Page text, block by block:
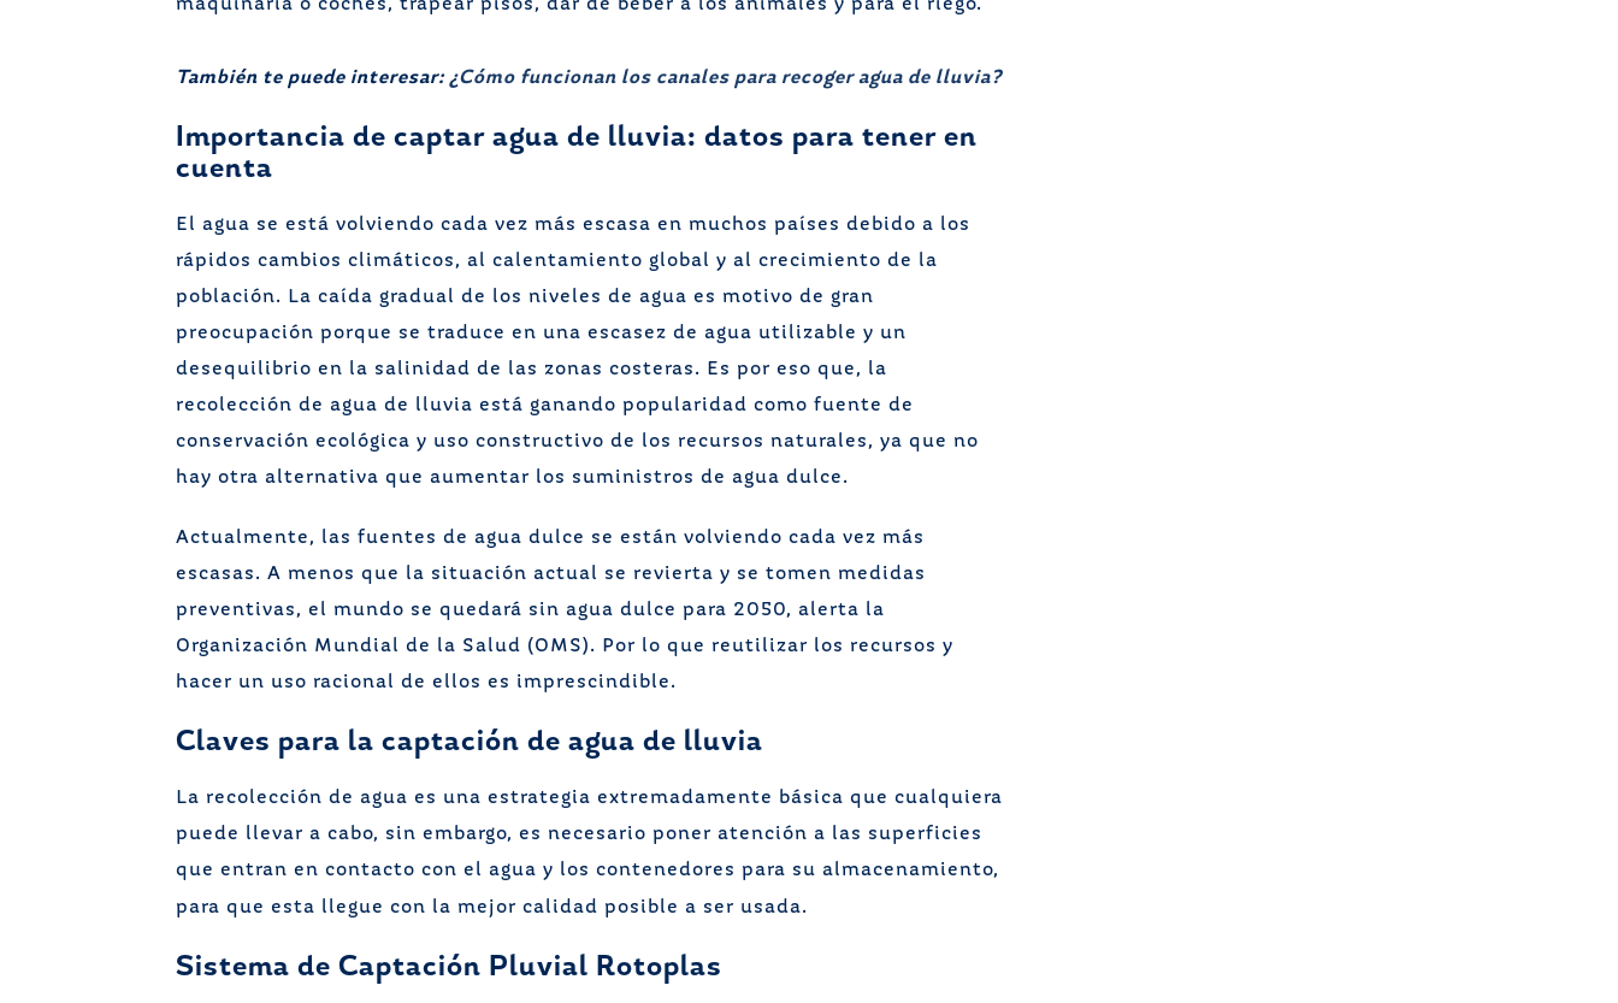
maquinaria o coches, trapear pisos, dar de beber a los animales y para el riego.
También te puede interesar:¿Cómo funcionan los canales para recoger agua de lluvia?
Importancia de captar agua de lluvia: datos para tener en
cuenta
El agua se está volviendo cada vez más escasa en muchos países debido a los
rápidos cambios climáticos, al calentamiento global y al crecimiento de la
población. La caída gradual de los niveles de agua es motivo de gran
preocupación porque se traduce en una escasez de agua utilizable y un
desequilibrio en la salinidad de las zonas costeras. Es por eso que, la
recolección de agua de lluvia está ganando popularidad como fuente de
conservación ecológica y uso constructivo de los recursos naturales, ya que no
hay otra alternativa que aumentar los suministros de agua dulce.
Actualmente, las fuentes de agua dulce se están volviendo cada vez más
escasas. A menos que la situación actual se revierta y se tomen medidas
preventivas, el mundo se quedará sin agua dulce para 2050, alerta la
Organización Mundial de la Salud (OMS). Por lo que reutilizar los recursos y
hacer un uso racional de ellos es imprescindible.
Claves para la captación de agua de lluvia
La recolección de agua es una estrategia extremadamente básica que cualquiera
puede llevar a cabo, sin embargo, es necesario poner atención a las superficies
que entran en contacto con el agua y los contenedores para su almacenamiento,
para que esta llegue con la mejor calidad posible a ser usada.
Sistema de Captación Pluvial Rotoplas